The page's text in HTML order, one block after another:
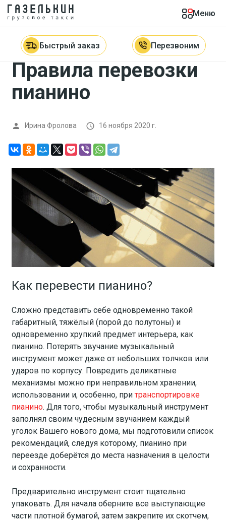
Меню
Быстрый заказ Перезвоним
Главная  Блог 
Правила перевозки
пианино
 Ирина Фролова  16 ноября 2020 г.
Как перевести пианино?
Сложно представить себе одновременно такой
габаритный, тяжёлый (порой до полутоны) и
одновременно хрупкий предмет интерьера, как
пианино. Потерять звучание музыкальный
инструмент может даже от небольших толчков или
ударов по корпусу. Повредить деликатные
механизмы можно при неправильном хранении,
использовании и, особенно, при транспортировке
пианино. Для того, чтобы музыкальный инструмент
заполнял своим чудесным звучанием каждый
уголок Вашего нового дома, мы подготовили список
рекомендаций, следуя которому, пианино при
переезде доберётся до места назначения в целости
и сохранности.
Предварительно инструмент стоит тщательно
упаковать. Для начала оберните все выступающие
части плотной бумагой, затем закрепите их скотчем,